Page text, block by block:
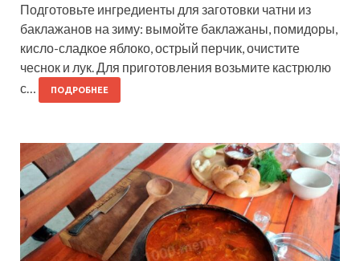
Подготовьте ингредиенты для заготовки чатни из
баклажанов на зиму: вымойте баклажаны, помидоры,
кисло-сладкое яблоко, острый перчик, очистите
чеснок и лук. Для приготовления возьмите кастрюлю
с…
ПОДРОБНЕЕ